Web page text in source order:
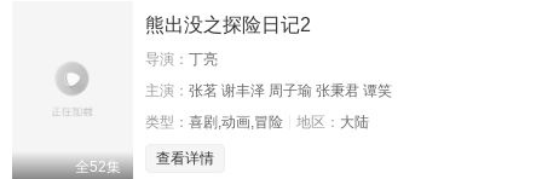
全52集
熊出没之探险日记2
导演： 丁亮
主演： 张茗 谢丰泽 周子瑜 张秉君 谭笑
类型： 喜剧,动画,冒险 地区： 大陆
查看详情